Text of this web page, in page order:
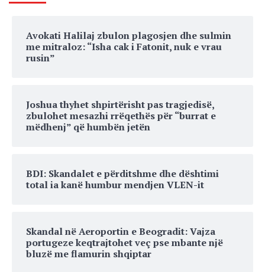
Avokati Halilaj zbulon plagosjen dhe sulmin
me mitraloz: “Isha cak i Fatonit, nuk e vrau
rusin”
Joshua thyhet shpirtërisht pas tragjedisë,
zbulohet mesazhi rrëqethës për “burrat e
mëdhenj” që humbën jetën
BDI: Skandalet e përditshme dhe dështimi
total ia kanë humbur mendjen VLEN-it
Skandal në Aeroportin e Beogradit: Vajza
portugeze keqtrajtohet veç pse mbante një
bluzë me flamurin shqiptar